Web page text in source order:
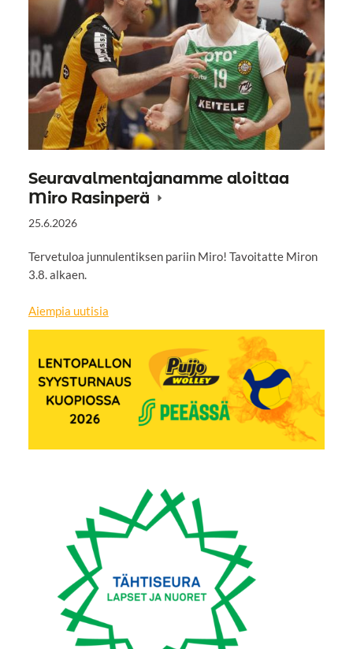
Seuravalmentajanamme aloittaa
Miro Rasinperä
25.6.2026
Tervetuloa junnulentiksen pariin Miro! Tavoitatte Miron
3.8. alkaen.
Aiempia uutisia